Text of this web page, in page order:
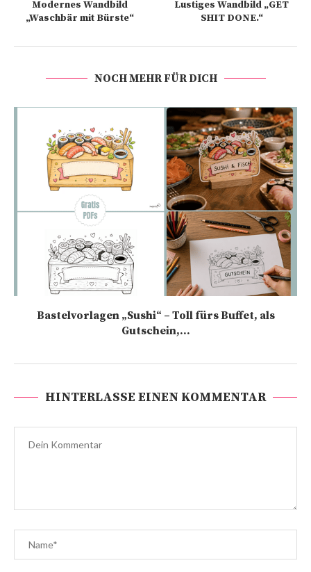
Modernes Wandbild
„Waschbär mit Bürste“
Lustiges Wandbild „GET
SHIT DONE.“
NOCH MEHR FÜR DICH
Bastelvorlagen „Sushi“ – Toll fürs Buffet, als
Gutschein,...
HINTERLASSE EINEN KOMMENTAR